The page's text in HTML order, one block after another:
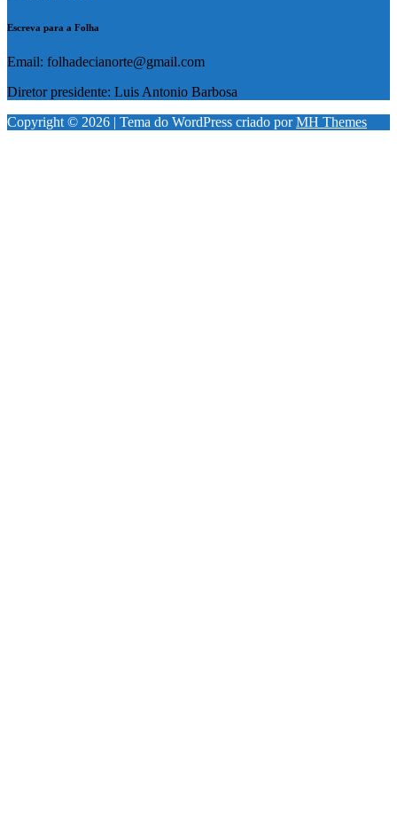
Escreva para a Folha
Email: folhadecianorte@gmail.com
Diretor presidente: Luis Antonio Barbosa
Copyright © 2026 | Tema do WordPress criado porMH Themes